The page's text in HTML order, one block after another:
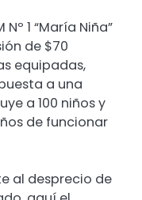
1 “María Niña”
de $70
equipadas,
a una
a 100 niños y
de funcionar
al desprecio de